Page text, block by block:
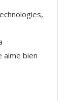
aime bien